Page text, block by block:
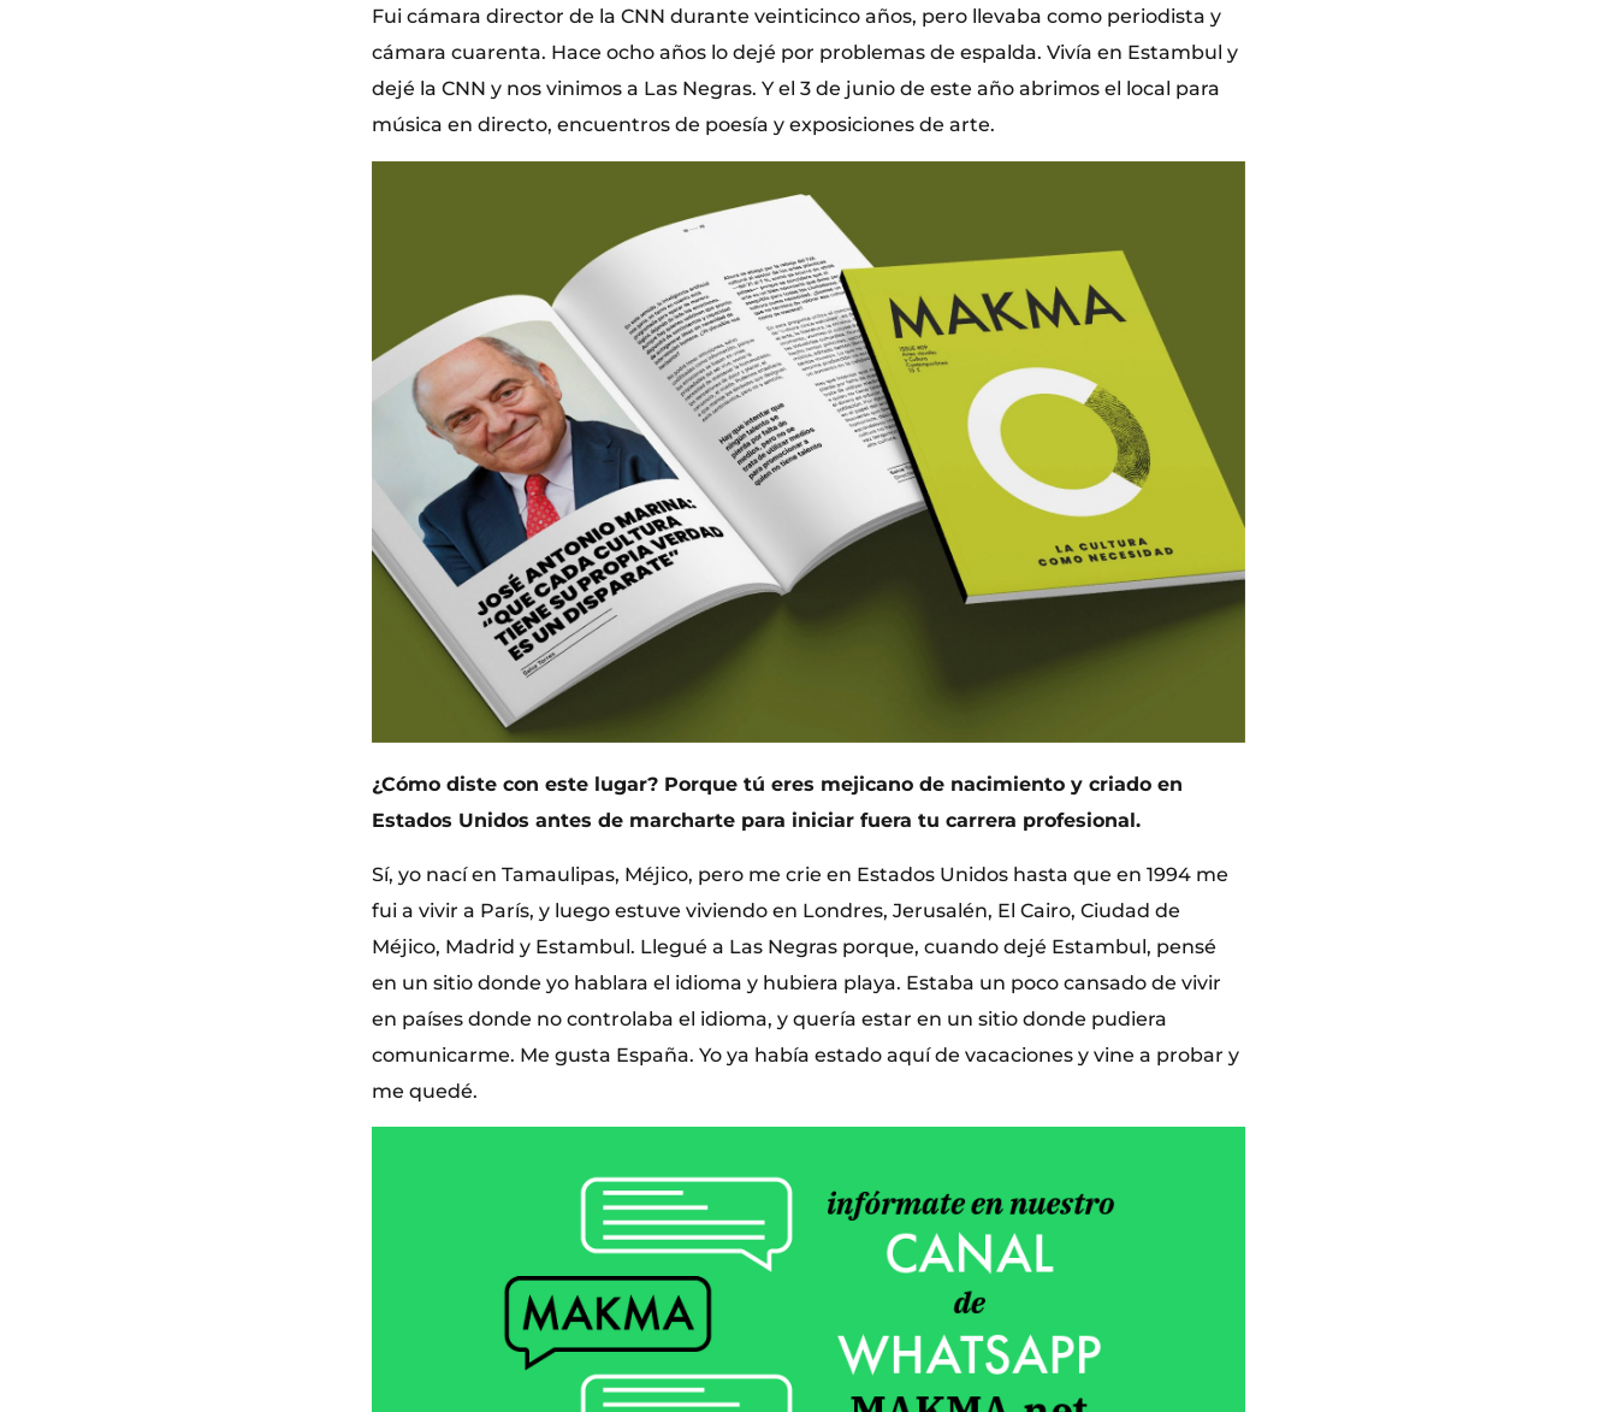
Fui cámara director de la CNN durante veinticinco años, pero llevaba como periodista y
cámara cuarenta. Hace ocho años lo dejé por problemas de espalda. Vivía en Estambul y
dejé la CNN y nos vinimos a Las Negras. Y el 3 de junio de este año abrimos el local para
música en directo, encuentros de poesía y exposiciones de arte.
¿Cómo diste con este lugar? Porque tú eres mejicano de nacimiento y criado en
Estados Unidos antes de marcharte para iniciar fuera tu carrera profesional.
Sí, yo nací en Tamaulipas, Méjico, pero me crie en Estados Unidos hasta que en 1994 me
fui a vivir a París, y luego estuve viviendo en Londres, Jerusalén, El Cairo, Ciudad de
Méjico, Madrid y Estambul. Llegué a Las Negras porque, cuando dejé Estambul, pensé
en un sitio donde yo hablara el idioma y hubiera playa. Estaba un poco cansado de vivir
en países donde no controlaba el idioma, y quería estar en un sitio donde pudiera
comunicarme. Me gusta España. Yo ya había estado aquí de vacaciones y vine a probar y
me quedé.